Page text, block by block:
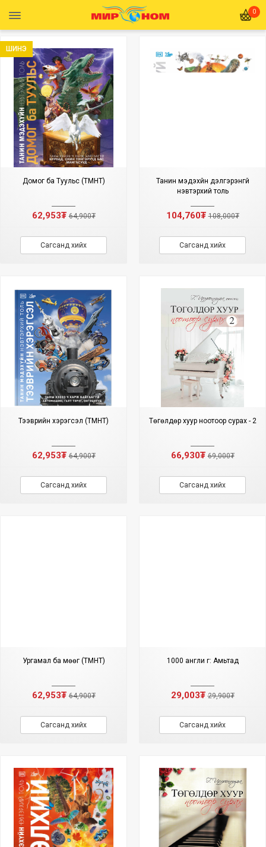
0
ШИНЭ
Домог ба Туульс (ТМНТ)
62,953₮64,900₮
Сагсанд хийх
Танин мэдэхүйн дэлгэрэнгүй
нэвтэрхий толь
104,760₮108,000₮
Сагсанд хийх
Тээврийн хэрэгсэл (ТМНТ)
62,953₮64,900₮
Сагсанд хийх
Төгөлдөр хуур ноотоор сурах - 2
66,930₮69,000₮
Сагсанд хийх
Ургамал ба мөөг (ТМНТ)
62,953₮64,900₮
Сагсанд хийх
1000 англи үг: Амьтад
29,003₮29,900₮
Сагсанд хийх